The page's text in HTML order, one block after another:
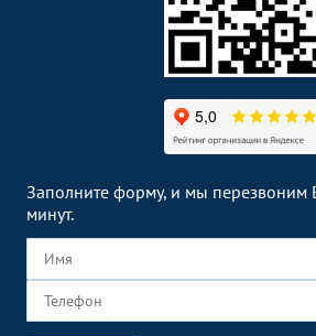
Заполните форму, и мы перезвоним
минут.